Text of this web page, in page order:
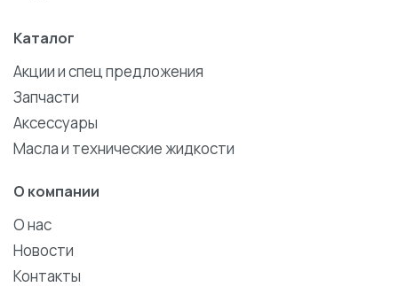
Каталог
Акции и спец предложения
Запчасти
Аксессуары
Масла и технические жидкости
О компании
О нас
Новости
Контакты